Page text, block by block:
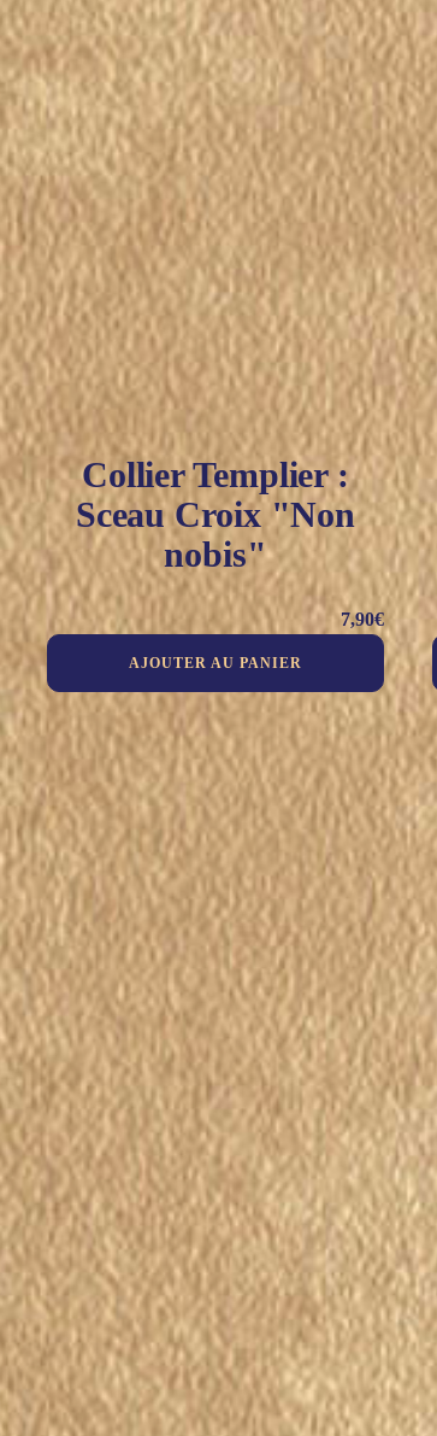
Collier Templier :
Sceau Croix "Non
nobis"
7,90€
AJOUTER AU PANIER